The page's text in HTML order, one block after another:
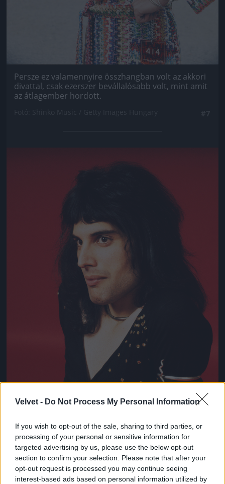
Velvet - Do Not Process My Personal Information
If you wish to opt-out of the sale, sharing to third parties, or
processing of your personal or sensitive information for
targeted advertising by us, please use the below opt-out
section to confirm your selection. Please note that after your
opt-out request is processed you may continue seeing
interest-based ads based on personal information utilized by
Persze ez valamennyire összhangban volt az akkori
divattal, csak ezerszer bevállalósabb volt, mint amit
az átlagember hordott.
Jön még kép!
Így nézett ki Freddie Mercury 1973-ban!